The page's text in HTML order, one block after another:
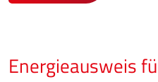
Energieausweis